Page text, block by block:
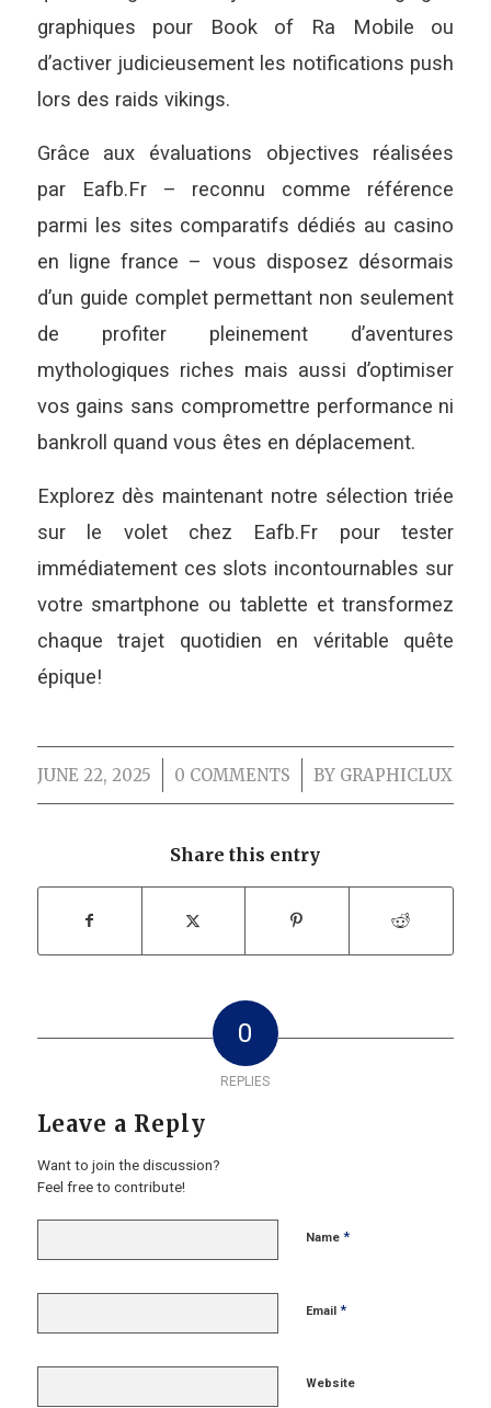
graphiques pour Book of Ra Mobile ou
d’activer judicieusement les notifications push
lors des raids vikings.
Grâce aux évaluations objectives réalisées
par Eafb.Fr – reconnu comme référence
parmi les sites comparatifs dédiés au casino
en ligne france – vous disposez désormais
d’un guide complet permettant non seulement
de profiter pleinement d’aventures
mythologiques riches mais aussi d’optimiser
vos gains sans compromettre performance ni
bankroll quand vous êtes en déplacement.
Explorez dès maintenant notre sélection triée
sur le volet chez Eafb.Fr pour tester
immédiatement ces slots incontournables sur
votre smartphone ou tablette et transformez
chaque trajet quotidien en véritable quête
épique!
JUNE 22, 2025
/ 0 COMMENTS
/ BY GRAPHICLUX
Share this entry
0
REPLIES
Leave a Reply
Want to join the discussion?
Feel free to contribute!
Name *
Email *
Website